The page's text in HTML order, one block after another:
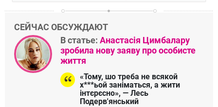
СЕЙЧАС ОБСУЖДАЮТ
В статье: Анастасія Цимбалару
зробила нову заяву про особисте
життя
«Тому, шо треба не всякой
х***ьой заніматься, а жити
інтєрєсно», — Лесь
Подерв'янський